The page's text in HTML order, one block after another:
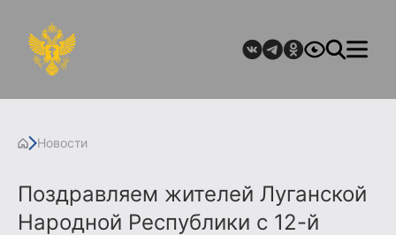
Новости
Поздравляем жителей Луганской
Народной Республики с 12-й